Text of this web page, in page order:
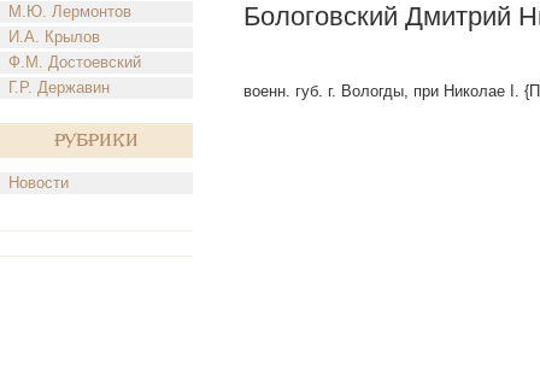
М.Ю. Лермонтов
И.А. Крылов
Ф.М. Достоевский
Г.Р. Державин
Рубрики
Новости
Бологовский Дмитрий
военн. губ. г. Вологды, при Николае I.